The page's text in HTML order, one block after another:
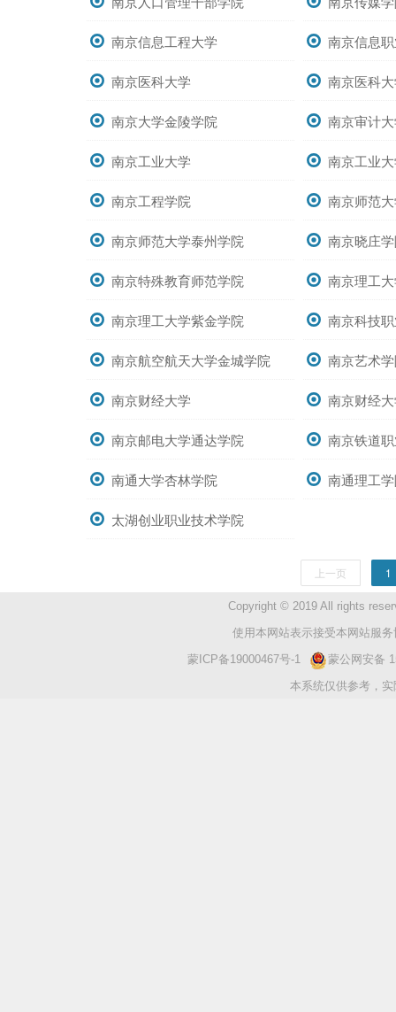
南京信息工程大学 南京信息
南京医科大学 南京医科
南京大学金陵学院 南京审计
南京工业大学 南京工业
南京工程学院 南京师范
南京师范大学泰州学院 南京晓庄
南京特殊教育师范学院 南京理工
南京理工大学紫金学院 南京科技
南京航空航天大学金城学院 南京艺术
南京财经大学 南京财经
南京邮电大学通达学院 南京铁道
南通大学杏林学院 南通理工
太湖创业职业技术学院
上一页 1
Copyright © 2019 All rights
使用本网站表示接受本网站服
蒙ICP备19000467号-1
蒙公网安备
本系统仅供参考，